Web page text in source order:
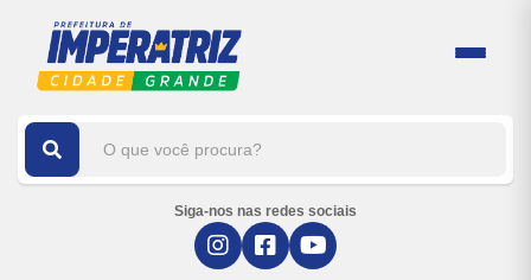
Siga-nos nas redes sociais